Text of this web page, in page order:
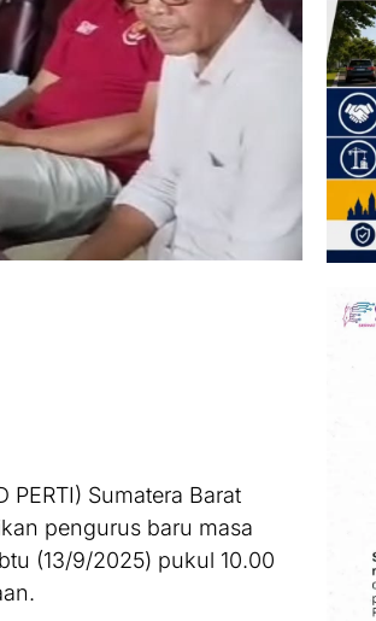
PERTI) Sumatera Barat
pengurus baru masa
(13/9/2025) pukul 10.00